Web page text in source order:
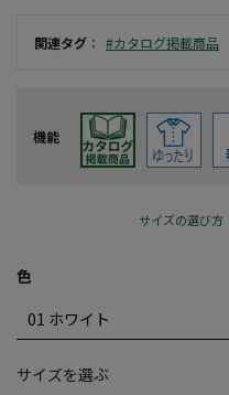
関連タグ ： #カタログ掲載商品
機能
サイズの選び方
色
サイズを選ぶ